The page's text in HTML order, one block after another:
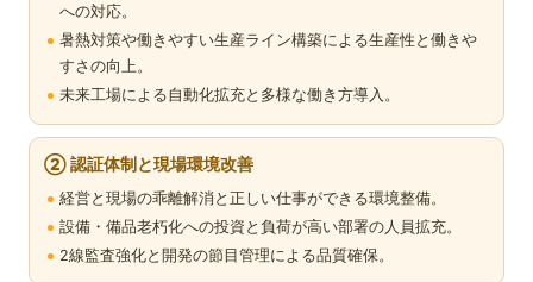
への対応。
暑熱対策や働きやすい生産ライン構築による生産性と働きや
すさの向上。
未来工場による自動化拡充と多様な働き方導入。
② 認証体制と現場環境改善
経営と現場の乖離解消と正しい仕事ができる環境整備。
設備・備品老朽化への投資と負荷が高い部署の人員拡充。
2線監査強化と開発の節目管理による品質確保。